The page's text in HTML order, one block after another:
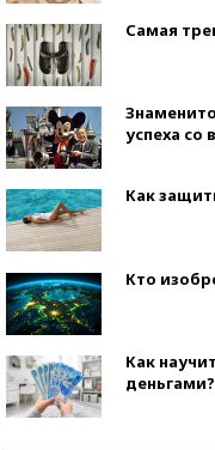
Самая
успеха со
Как
Кто
Как
деньгами?